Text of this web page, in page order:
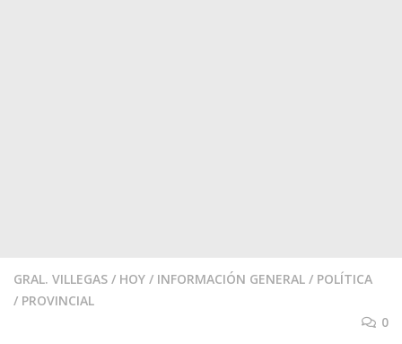
GRAL. VILLEGAS / HOY / INFORMACIÓN GENERAL / POLÍTICA
/ PROVINCIAL
0